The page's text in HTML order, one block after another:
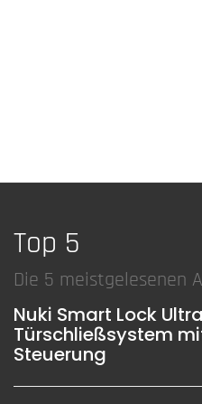
Top 5
Die 5 meistgelesenen
Nuki Smart Lock
Türschließsystem
Steuerung